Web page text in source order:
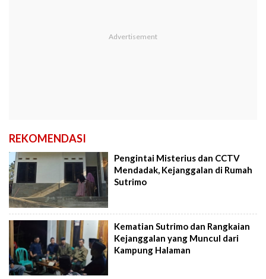
REKOMENDASI
Pengintai Misterius dan CCTV
Mendadak, Kejanggalan di Rumah
Sutrimo
Kematian Sutrimo dan Rangkaian
Kejanggalan yang Muncul dari
Kampung Halaman